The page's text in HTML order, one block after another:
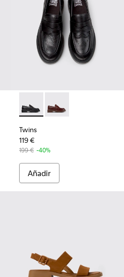
de piel burdeos para mujer.
- Botines de piel beige claro
002 - Botines de piel negra
Twins - K201873-001 -
Twins - K201873-
Twins
119 €
199 € -40%
Añadir